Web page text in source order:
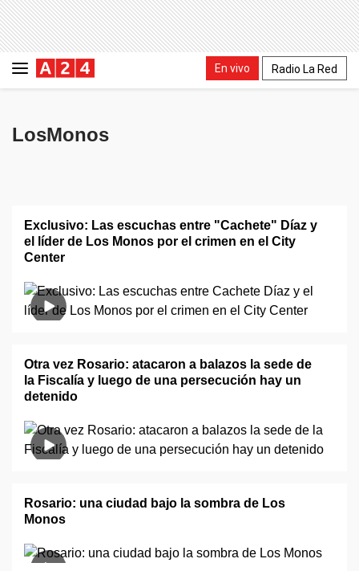
En vivo Radio La Red
LosMonos
Exclusivo: Las escuchas entre "Cachete" Díaz y
el líder de Los Monos por el crimen en el City
Center
Otra vez Rosario: atacaron a balazos la sede de
la Fiscalía y luego de una persecución hay un
detenido
Rosario: una ciudad bajo la sombra de Los
Monos